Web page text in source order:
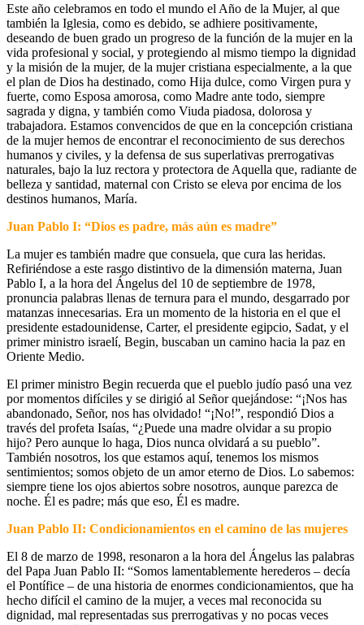
Este año celebramos en todo el mundo el Año de la Mujer, al que
también la Iglesia, como es debido, se adhiere positivamente,
deseando de buen grado un progreso de la función de la mujer en la
vida profesional y social, y protegiendo al mismo tiempo la dignidad
y la misión de la mujer, de la mujer cristiana especialmente, a la que
el plan de Dios ha destinado, como Hija dulce, como Virgen pura y
fuerte, como Esposa amorosa, como Madre ante todo, siempre
sagrada y digna, y también como Viuda piadosa, dolorosa y
trabajadora. Estamos convencidos de que en la concepción cristiana
de la mujer hemos de encontrar el reconocimiento de sus derechos
humanos y civiles, y la defensa de sus superlativas prerrogativas
naturales, bajo la luz rectora y protectora de Aquella que, radiante de
belleza y santidad, maternal con Cristo se eleva por encima de los
destinos humanos, María.
Juan Pablo I: “Dios es padre, más aún es madre”
La mujer es también madre que consuela, que cura las heridas.
Refiriéndose a este rasgo distintivo de la dimensión materna, Juan
Pablo I, a la hora del Ángelus del 10 de septiembre de 1978,
pronuncia palabras llenas de ternura para el mundo, desgarrado por
matanzas innecesarias. Era un momento de la historia en el que el
presidente estadounidense, Carter, el presidente egipcio, Sadat, y el
primer ministro israelí, Begin, buscaban un camino hacia la paz en
Oriente Medio.
El primer ministro Begin recuerda que el pueblo judío pasó una vez
por momentos difíciles y se dirigió al Señor quejándose: “¡Nos has
abandonado, Señor, nos has olvidado! “¡No!”, respondió Dios a
través del profeta Isaías, “¿Puede una madre olvidar a su propio
hijo? Pero aunque lo haga, Dios nunca olvidará a su pueblo”.
También nosotros, los que estamos aquí, tenemos los mismos
sentimientos; somos objeto de un amor eterno de Dios. Lo sabemos:
siempre tiene los ojos abiertos sobre nosotros, aunque parezca de
noche. Él es padre; más que eso, Él es madre.
Juan Pablo II: Condicionamientos en el camino de las mujeres
El 8 de marzo de 1998, resonaron a la hora del Ángelus las palabras
del Papa Juan Pablo II: “Somos lamentablemente herederos – decía
el Pontífice – de una historia de enormes condicionamientos, que ha
hecho difícil el camino de la mujer, a veces mal reconocida su
dignidad, mal representadas sus prerrogativas y no pocas veces